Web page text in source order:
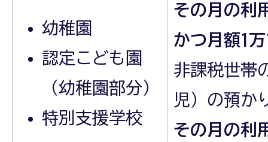
幼稚園
認定こども園
（幼稚園部分）
特別支援学校
その月の利
かつ月額1
非課税世帯
児）の預か
その月の利